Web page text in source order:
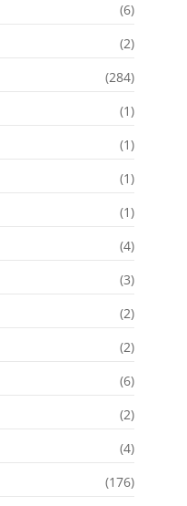
(6)
(2)
(284)
(1)
(1)
(1)
(1)
(4)
(3)
(2)
(2)
(6)
(2)
(4)
(176)